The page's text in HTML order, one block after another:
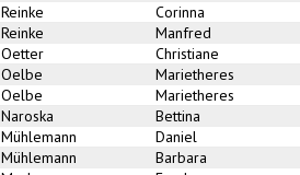
Reinke Corinna
Reinke Manfred
Oetter Christiane
Oelbe Marietheres
Oelbe Marietheres
Naroska Bettina
Mühlemann Daniel
Mühlemann Barbara